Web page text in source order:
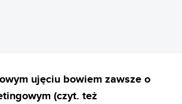
ujęciu bowiem zawsze o
(czyt. też